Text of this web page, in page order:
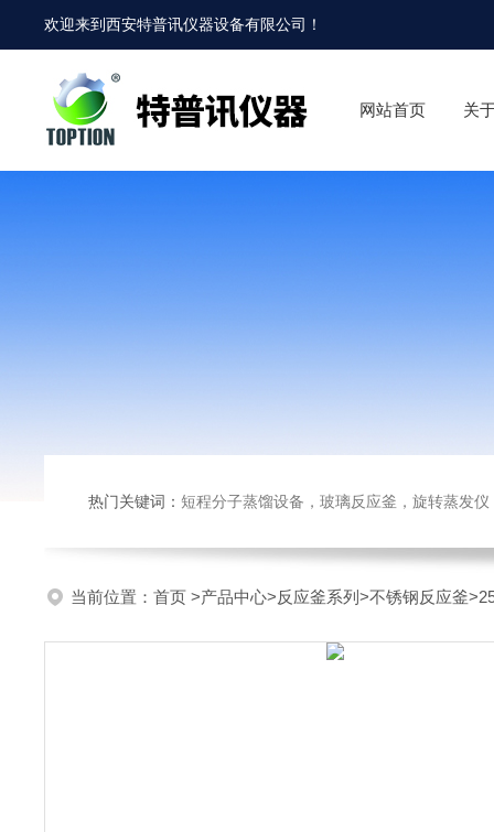
欢迎来到西安特普讯仪器设备有限公司 ！
网站首页 关
热门关键词： 短程分子蒸馏设备，玻璃反应釜，旋转蒸发
当前位置： 首页 >产品中心>反应釜系列 >不锈钢反应釜